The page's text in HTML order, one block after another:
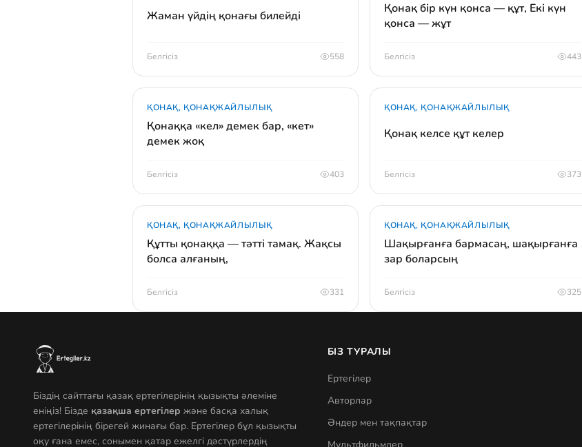
Жаман үйдің қонағы билейді
Белгісіз 558
Қонақ бір күн қонса — құт, Екі күн
қонса — жұт
Белгісіз 443
ҚОНАҚ, ҚОНАҚЖАЙЛЫЛЫҚ
Қонаққа «кел» демек бар, «кет»
демек жоқ
Белгісіз 403
ҚОНАҚ, ҚОНАҚЖАЙЛЫЛЫҚ
Қонақ келсе құт келер
Белгісіз 373
ҚОНАҚ, ҚОНАҚЖАЙЛЫЛЫҚ
Құтты қонаққа — тәтті тамақ. Жақсы
болса алғаның,
Белгісіз 331
ҚОНАҚ, ҚОНАҚЖАЙЛЫЛЫҚ
Шақырғанға бармасаң, шақырғанға
зар боларсың
Белгісіз 325
Біздің сайттағы қазақ ертегілерінің қызықты әлеміне
еніңіз! Бізде қазақша ертегілер және басқа халық
ертегілерінің бірегей жинағы бар. Ертегілер бұл қызықты
оқу ғана емес, сонымен қатар ежелгі дәстүрлердің
БІЗ ТУРАЛЫ
Ертегілер
Авторлар
Әндер мен тақпақтар